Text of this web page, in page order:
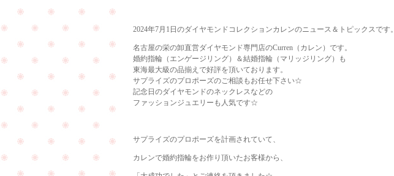
2024年7月1日のダイヤモンドコレクションカレンのニュース＆トピックスです。
名古屋の栄の卸直営ダイヤモンド専門店のCurren（カレン）です。
婚約指輪（エンゲージリング）＆結婚指輪（マリッジリング）も
東海最大級の品揃えで好評を頂いております。
サプライズのプロポーズのご相談もお任せ下さい☆
記念日のダイヤモンドのネックレスなどの
ファッションジュエリーも人気です☆
サプライズのプロポーズを計画されていて、
カレンで婚約指輪をお作り頂いたお客様から、